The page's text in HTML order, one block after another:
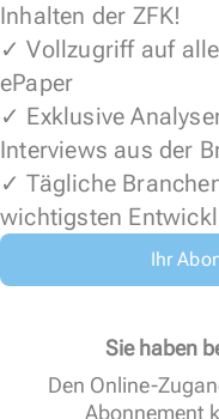
Inhalten der ZFK!
✓ Vollzugriff auf
ePaper
✓ Exklusive
Interviews aus der
✓ Tägliche
wichtigsten
Ihr
Sie haben
Den Online-
Abonnement